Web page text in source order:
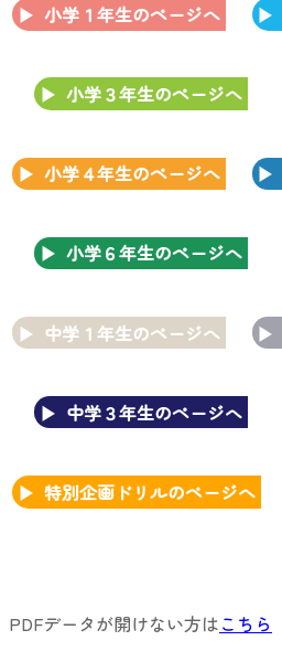
小学１年生のページへ
小学３年生のページへ
小学４年生のページへ
小学６年生のページへ
中学１年生のページへ
中学３年生のページへ
特別企画ドリルのページへ
PDFデータが開けない方はこちら